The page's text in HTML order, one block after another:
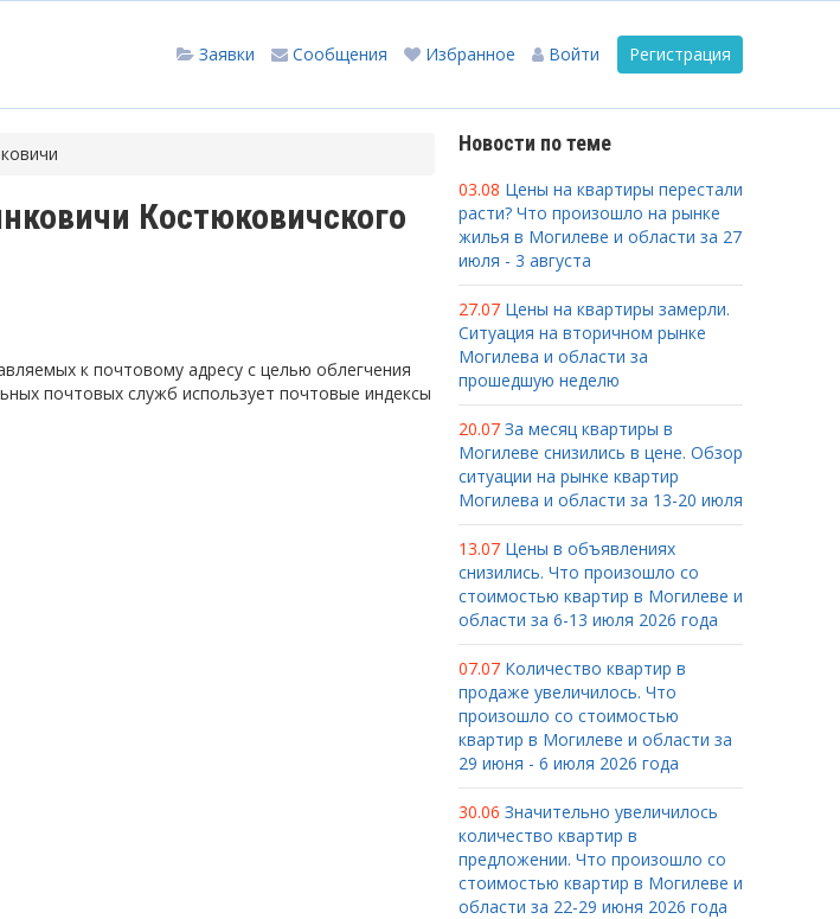
Регистрация
Войти
Избранное
Сообщения
Заявки
Костюковичского
к почтовому адресу с целью облегчения
почтовых служб использует почтовые индексы
Новости по теме
03.08 Цены на квартиры перестали
расти? Что произошло на рынке
жилья в Могилеве и области за 27
июля - 3 августа
27.07 Цены на квартиры замерли.
Ситуация на вторичном рынке
Могилева и области за
прошедшую неделю
20.07 За месяц квартиры в
Могилеве снизились в цене. Обзор
ситуации на рынке квартир
Могилева и области за 13-20 июля
13.07 Цены в объявлениях
снизились. Что произошло со
стоимостью квартир в Могилеве и
области за 6-13 июля 2026 года
07.07 Количество квартир в
продаже увеличилось. Что
произошло со стоимостью
квартир в Могилеве и области за
29 июня - 6 июля 2026 года
30.06 Значительно увеличилось
количество квартир в
предложении. Что произошло со
стоимостью квартир в Могилеве и
области за 22-29 июня 2026 года